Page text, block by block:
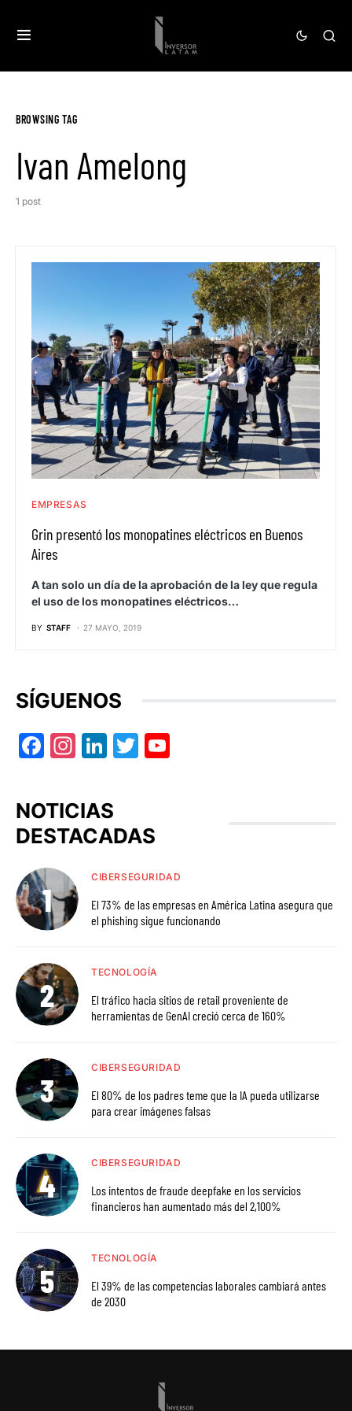
BROWSING TAG
Ivan Amelong
1 post
EMPRESAS
Grin presentó los monopatines eléctricos en Buenos
Aires
A tan solo un día de la aprobación de la ley que regula
el uso de los monopatines eléctricos…
BY STAFF 27 MAYO, 2019
SÍGUENOS
Facebook
Instagram
LinkedIn
Twitter
NOTICIAS
DESTACADAS
CIBERSEGURIDAD
El 73% de las empresas en América Latina asegura que
el phishing sigue funcionando
TECNOLOGÍA
El tráfico hacia sitios de retail proveniente de
herramientas de GenAI creció cerca de 160%
CIBERSEGURIDAD
El 80% de los padres teme que la IA pueda utilizarse
para crear imágenes falsas
CIBERSEGURIDAD
Los intentos de fraude deepfake en los servicios
financieros han aumentado más del 2,100%
TECNOLOGÍA
El 39% de las competencias laborales cambiará antes
de 2030